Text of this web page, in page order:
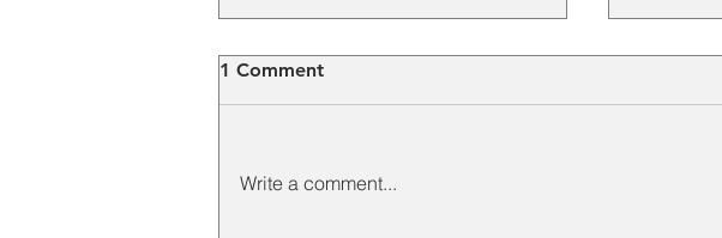
1 Comment
Write a comment...